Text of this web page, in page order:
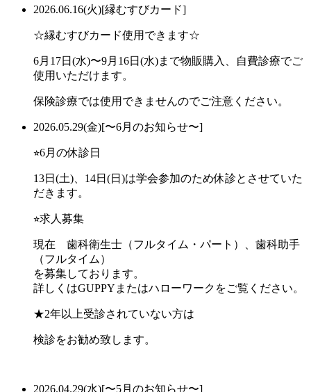
2026.06.16(火)[縁むすびカード]
☆縁むすびカード使用できます☆
6月17日(水)〜9月16日(水)まで物販購入、自費診療でご
使用いただけます。
保険診療では使用できませんのでご注意ください。
2026.05.29(金)[〜6月のお知らせ〜]
⭐︎6月の休診日
13日(土)、14日(日)は学会参加のため休診とさせていた
だきます。
⭐︎求人募集
現在 歯科衛生士（フルタイム・パート）、歯科助手
（フルタイム）
を募集しております。
詳しくはGUPPYまたはハローワークをご覧ください。
★2年以上受診されていない方は
検診をお勧め致します。
2026.04.29(水)[〜5月のお知らせ〜]